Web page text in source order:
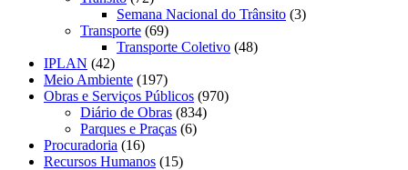
Semana Nacional do Trânsito (3)
Transporte (69)
Transporte Coletivo (48)
IPLAN (42)
Meio Ambiente (197)
Obras e Serviços Públicos (970)
Diário de Obras (834)
Parques e Praças (6)
Procuradoria (16)
Recursos Humanos (15)